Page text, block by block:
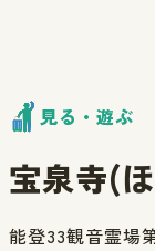
見る・遊ぶ
宝泉寺(
能登33観音霊場